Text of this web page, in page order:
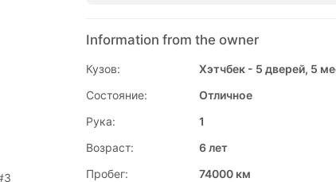
Information from the owner
Кузов:
Хэтчбек - 5 дверей, 5
Состояние:
Отличное
Рука:
1
Возраст:
6 лет
Пробег:
74000 км